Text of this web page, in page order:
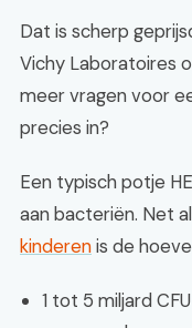
Dat is scherp
Vichy Laboratoires
meer vragen voor
precies in?
Een typisch potje
aan bacteriën. Net
kinderenis de
1 tot 5 miljard